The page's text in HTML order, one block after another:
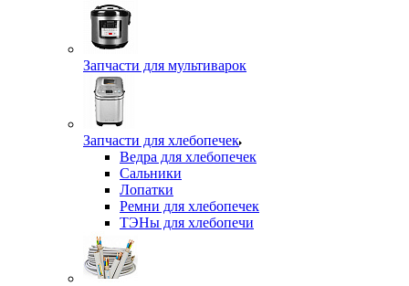
Запчасти для мультиварок
Запчасти для хлебопечек
Ведра для хлебопечек
Сальники
Лопатки
Ремни для хлебопечек
ТЭНы для хлебопечи